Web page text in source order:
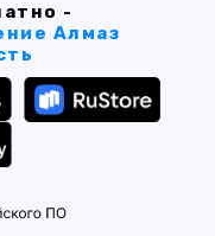
-
Алмаз